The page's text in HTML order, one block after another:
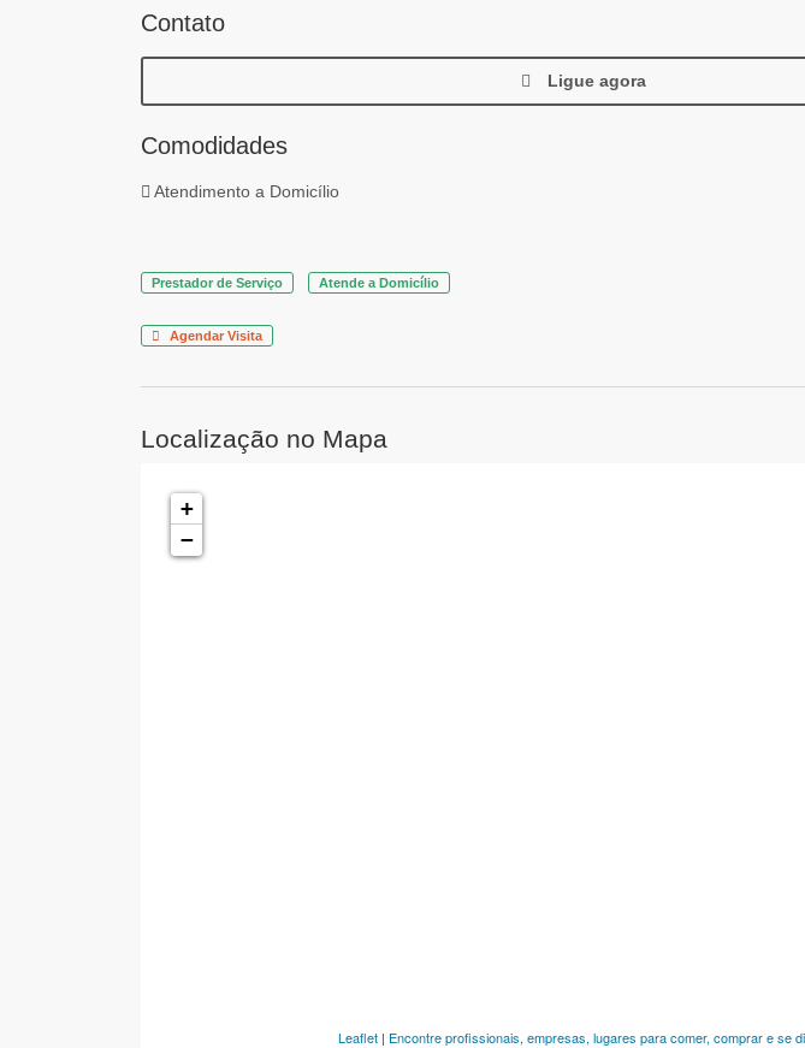
Contato
Ligue agora
Comodidades
Atendimento a Domicílio
Prestador de Serviço Atende a Domicílio
Agendar Visita
Localização no Mapa
+
−
Leaflet | Encontre profissionais, empresas, lugares para comer, comprar e se